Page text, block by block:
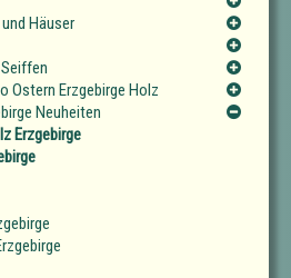
Häuser
Ostern Erzgebirge Holz
Neuheiten
Erzgebirge